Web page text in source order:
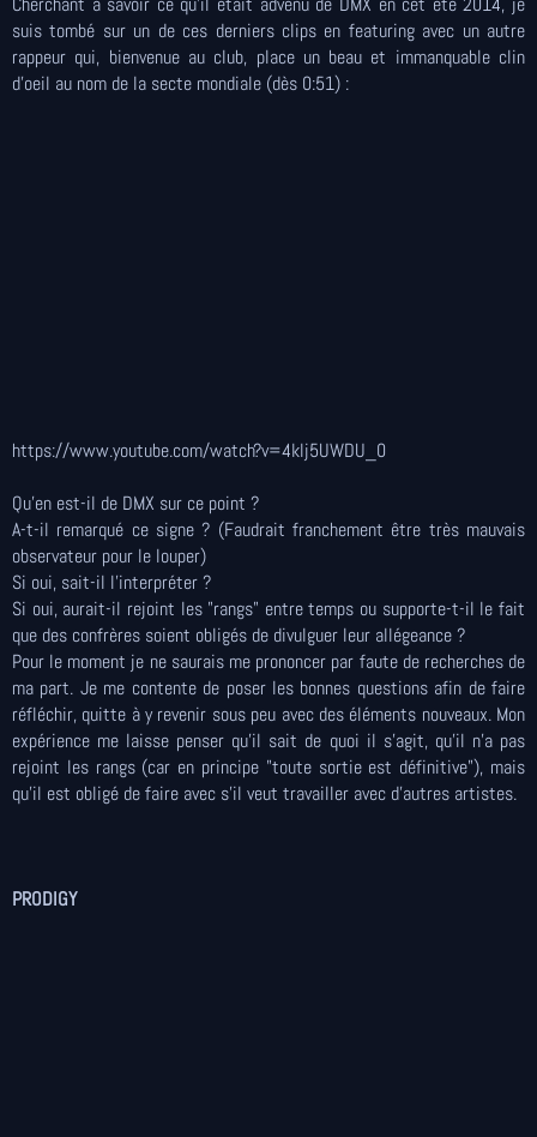
suis tombé sur un de ces derniers clips en featuring avec un autre
rappeur qui, bienvenue au club, place un beau et immanquable clin
d'oeil au nom de la secte mondiale (dès 0:51) :
https://www.youtube.com/watch?v=4klj5UWDU_0
Qu'en est-il de DMX sur ce point ?
A-t-il remarqué ce signe ? (Faudrait franchement être très mauvais
observateur pour le louper)
Si oui, sait-il l'interpréter ?
Si oui, aurait-il rejoint les "rangs" entre temps ou supporte-t-il le fait
que des confrères soient obligés de divulguer leur allégeance ?
Pour le moment je ne saurais me prononcer par faute de recherches de
ma part. Je me contente de poser les bonnes questions afin de faire
réfléchir, quitte à y revenir sous peu avec des éléments nouveaux. Mon
expérience me laisse penser qu'il sait de quoi il s'agit, qu'il n'a pas
rejoint les rangs (car en principe "toute sortie est définitive"), mais
qu'il est obligé de faire avec s'il veut travailler avec d'autres artistes.
PRODIGY